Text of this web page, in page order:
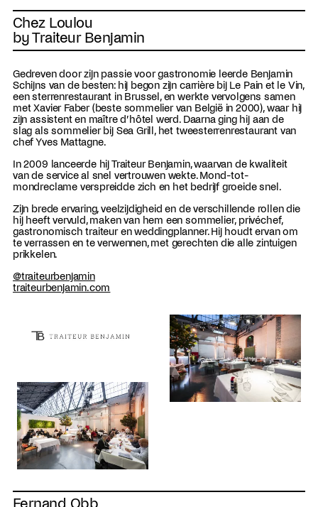
Chez Loulou
by Traiteur Benjamin
Gedreven door zijn passie voor gastronomie leerde Benjamin
Schijns van de besten: hij begon zijn carrière bij Le Pain et le Vin,
een sterrenrestaurant in Brussel, en werkte vervolgens samen
met Xavier Faber (beste sommelier van België in 2000), waar hij
zijn assistent en maître d’hôtel werd. Daarna ging hij aan de
slag als sommelier bij Sea Grill, het tweesterrenrestaurant van
chef Yves Mattagne.
In 2009 lanceerde hij Traiteur Benjamin, waarvan de kwaliteit
van de service al snel vertrouwen wekte. Mond-tot-
mondreclame verspreidde zich en het bedrijf groeide snel.
Zijn brede ervaring, veelzijdigheid en de verschillende rollen die
hij heeft vervuld, maken van hem een sommelier, privéchef,
gastronomisch traiteur en weddingplanner. Hij houdt ervan om
te verrassen en te verwennen, met gerechten die alle zintuigen
prikkelen.
@traiteurbenjamin
traiteurbenjamin.com
Fernand Obb